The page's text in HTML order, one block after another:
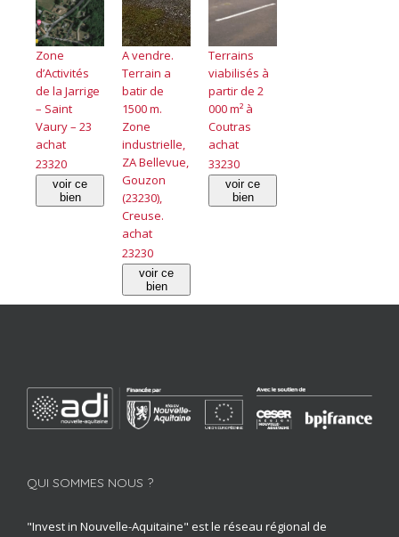
Zone
d’Activités
de la Jarrige
– Saint
Vaury – 23
achat
23320
voir ce
bien
A vendre.
Terrain a
batir de
1500 m.
Zone
industrielle,
ZA Bellevue,
Gouzon
(23230),
Creuse.
achat
23230
voir ce
bien
Terrains
viabilisés à
partir de 2
000 m² à
Coutras
achat
33230
voir ce
bien
QUI SOMMES NOUS ?
"Invest in Nouvelle-Aquitaine" est le réseau régional de